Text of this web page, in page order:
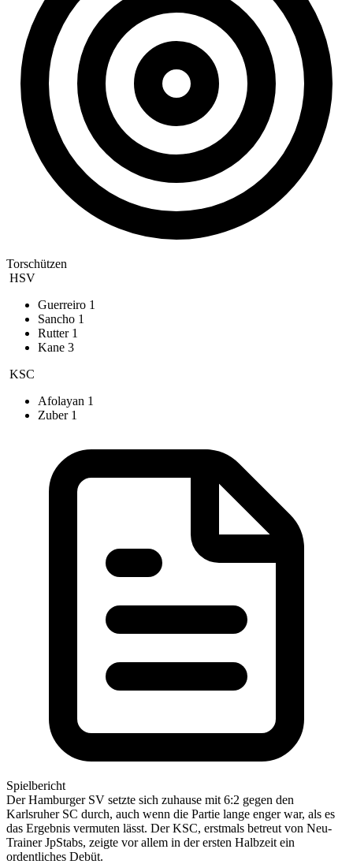
Torschützen
HSV
Guerreiro 1
Sancho 1
Rutter 1
Kane 3
KSC
Afolayan 1
Zuber 1
Spielbericht
Der Hamburger SV setzte sich zuhause mit 6:2 gegen den
Karlsruher SC durch, auch wenn die Partie lange enger war, als es
das Ergebnis vermuten lässt. Der KSC, erstmals betreut von Neu-
Trainer JpStabs, zeigte vor allem in der ersten Halbzeit ein
ordentliches Debüt.